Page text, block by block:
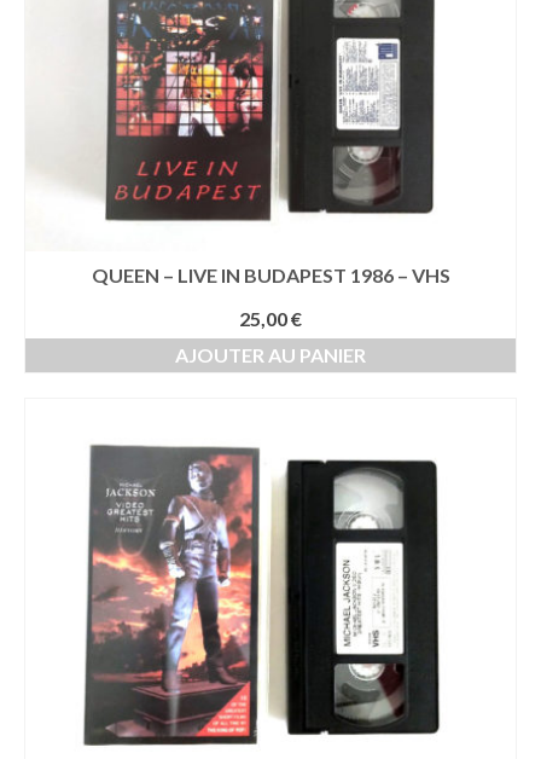
QUEEN – LIVE IN BUDAPEST 1986 – VHS
25,00€
AJOUTER AU PANIER